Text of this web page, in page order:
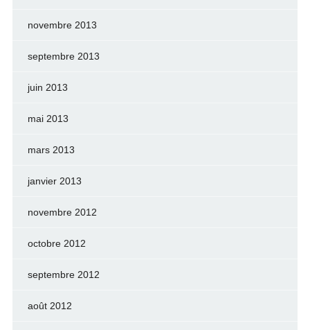
novembre 2013
septembre 2013
juin 2013
mai 2013
mars 2013
janvier 2013
novembre 2012
octobre 2012
septembre 2012
août 2012